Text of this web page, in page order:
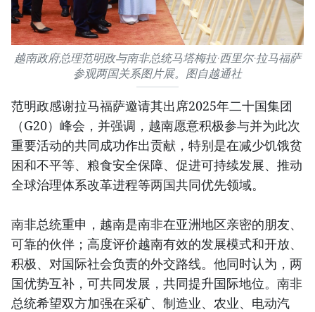
越南政府总理范明政与南非总统马塔梅拉·西里尔·拉马福萨
参观两国关系图片展。图自越通社
范明政感谢拉马福萨邀请其出席2025年二十国集团
（G20）峰会，并强调，越南愿意积极参与并为此次
重要活动的共同成功作出贡献，特别是在减少饥饿贫
困和不平等、粮食安全保障、促进可持续发展、推动
全球治理体系改革进程等两国共同优先领域。
南非总统重申，越南是南非在亚洲地区亲密的朋友、
可靠的伙伴；高度评价越南有效的发展模式和开放、
积极、对国际社会负责的外交路线。他同时认为，两
国优势互补，可共同发展，共同提升国际地位。南非
总统希望双方加强在采矿、制造业、农业、电动汽